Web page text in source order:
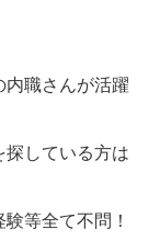
職さんが活躍
している方は
等全て不問！